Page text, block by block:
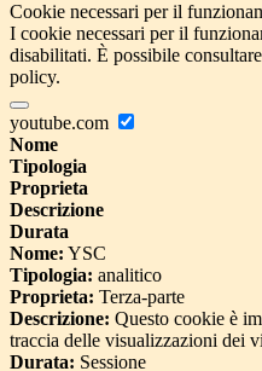
Cookie necessari per il
I cookie necessari per il
disabilitati. È possibile
policy.
youtube.com
Nome
Tipologia
Proprieta
Descrizione
Durata
Nome: YSC
Tipologia: analitico
Proprieta: Terza-parte
Descrizione: Questo cookie è
traccia delle visualizzazioni dei
Durata: Sessione